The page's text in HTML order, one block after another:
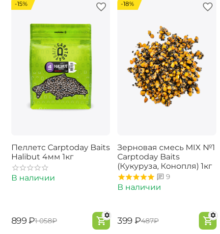
-15%
Пеллетс Carptoday Baits
Halibut 4мм 1кг
В наличии
‍899‍ ₽‍1 058‍₽
-18%
Зерновая смесь MIX №1
Carptoday Baits
(Кукуруза, Конопля) 1кг
9
В наличии
‍399‍ ₽‍487‍₽